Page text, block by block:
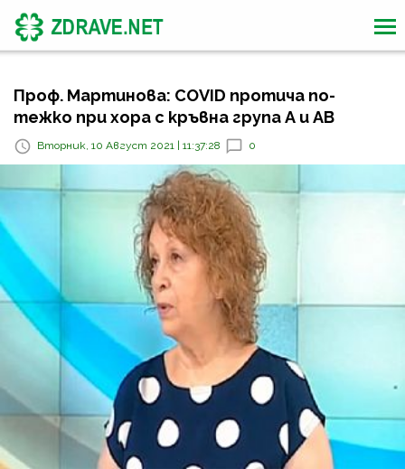
Проф. Мартинова: COVID протича по-
тежко при хора с кръвна група А и АВ
Вторник, 10 Август 2021 | 11:37:28 0